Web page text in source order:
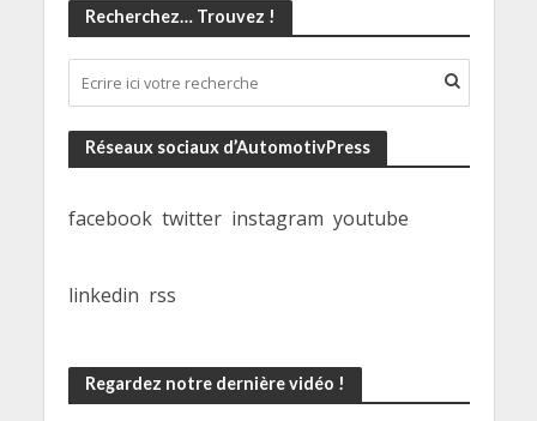
Recherchez… Trouvez !
Réseaux sociaux d’AutomotivPress
facebook twitter instagram youtube
linkedin rss
Regardez notre dernière vidéo !